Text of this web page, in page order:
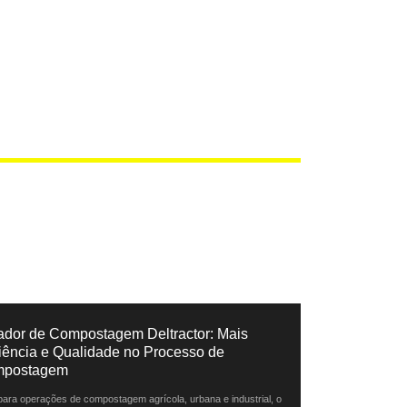
de Compostagem Deltractor: Mais
e Qualidade no Processo de
operações de compostagem agrícola, urbana e industrial, o